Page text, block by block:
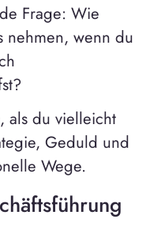
Frage: Wie
nehmen, wenn du
als du vielleicht
Geduld und
Wege.